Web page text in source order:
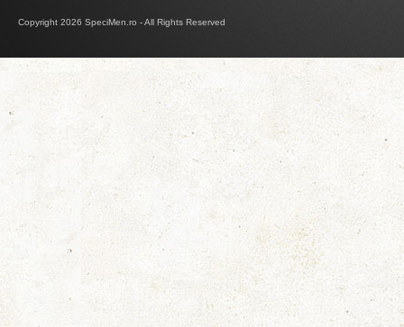
Copyright 2026 SpeciMen.ro - All Rights Reserved